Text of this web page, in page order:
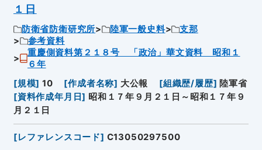
１日
防衛省防衛研究所 陸軍一般史料
支那
参考資料
重慶側資料第２１８号 「政治」華文資料 昭和１
６年
[規模] 10 [作成者名称] 大公報 [組織歴/履歴] 陸軍省
[資料作成年月日] 昭和１７年９月２１日～昭和１７年９
月２１日
[レファレンスコード] C13050297500